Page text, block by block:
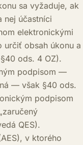
sa vyžaduje, ak
nej účastníci
elektronickými
určiť obsah úkonu a
ods. 4 OZ).
podpisom —
— však §40 ods.
podpisom
QES).
v ktorého